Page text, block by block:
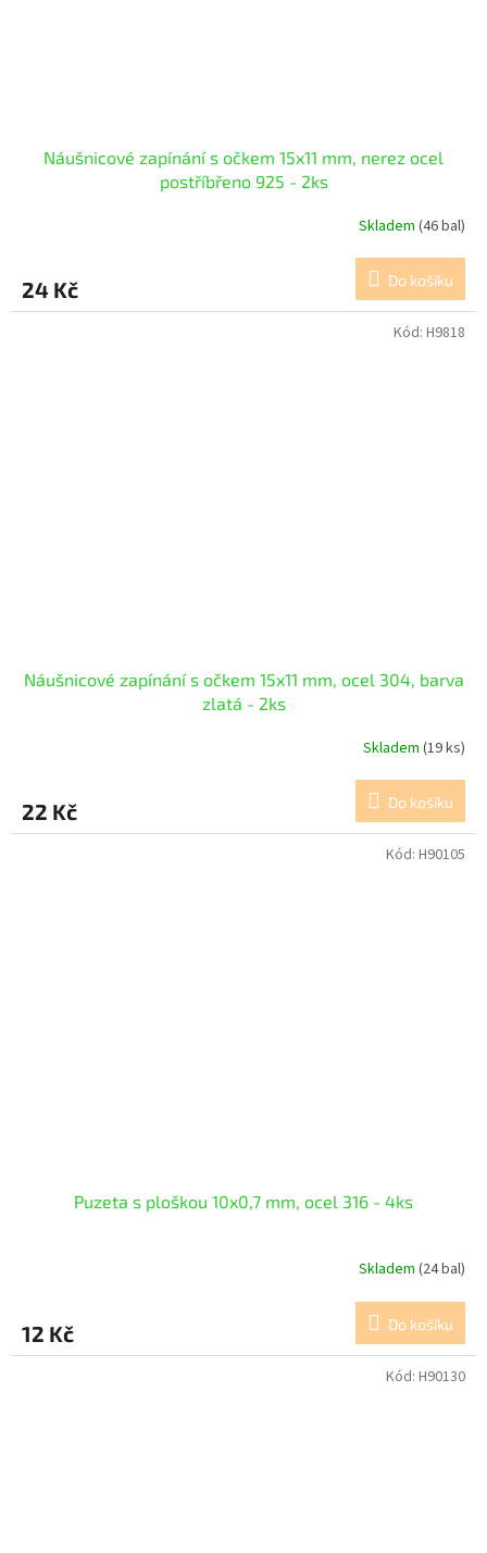
Náušnicové zapínání s očkem 15x11 mm, nerez ocel
postříbřeno 925 - 2ks
Skladem (46 bal)
24 Kč Do košíku
Náušnicové zapínání s očkem 15x11 mm, ocel 304, barva
zlatá - 2ks
Skladem (19 ks)
22 Kč Do košíku
Kód: H9818
Puzeta s ploškou 10x0,7 mm, ocel 316 - 4ks
Skladem (24 bal)
12 Kč Do košíku
Kód: H90105
Kód: H90130